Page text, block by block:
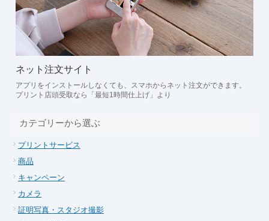
ネット注文サイト
アプリをインストールしなくても、スマホからネット注文ができます。
プリント店頭受取なら「最短1時間仕上げ」より
カテゴリーから選ぶ
プリントサービス
商品
キャンペーン
カメラ
証明写真・スタジオ撮影